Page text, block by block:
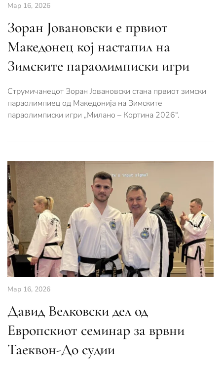
Мар 16, 2026
Зоран Јовановски е првиот
Македонец кој настапил на
Зимските параолимписки игри
Струмичанецот Зоран Јовановски стана првиот зимски
параолимпиец од Македонија на Зимските
параолимписки игри „Милано – Кортина 2026“.
Мар 16, 2026
Давид Велковски дел од
Европскиот семинар за врвни
Таеквон-До судии